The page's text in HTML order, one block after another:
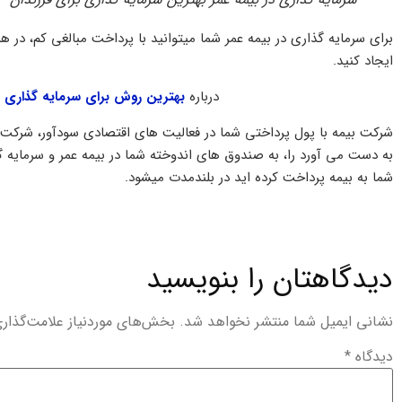
برای سرمایه گذاری در بیمه عمر شما میتوانید با پرداخت مبالغی کم،
ایجاد کنید.
دربارهبهترین روش برای سرمایه گذاری
شرکت بیمه با پول پرداختی شما در فعالیت های اقتصادی سودآور،
به دست می آورد را، به صندوق های اندوخته شما در بیمه عمر و
شما به بیمه پرداخت کرده اید در بلندمدت میشود.
دیدگاهتان را بنویسید
نشانی ایمیل شما منتشر نخواهد شد. بخش‌های موردنیاز
دیدگاه *